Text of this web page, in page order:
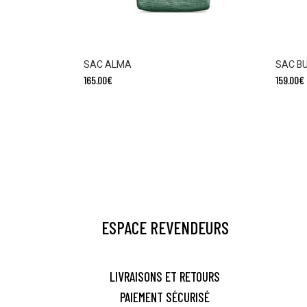
SAC ALMA
165.00€
SAC
159.00€
ESPACE REVENDEURS
LIVRAISONS ET RETOURS
PAIEMENT SÉCURISÉ